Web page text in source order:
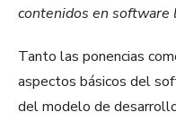
contenidos en software
Tanto las ponencias
aspectos básicos del
del modelo de